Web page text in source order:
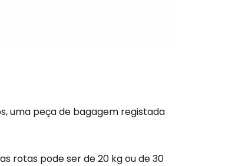
uma peça de bagagem registada
rotas pode ser de 20 kg ou de 30